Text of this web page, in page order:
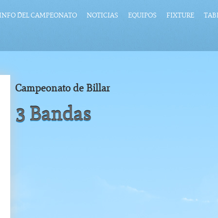
DEL CAMPEONATO NOTICIAS EQUIPOS FIXTURE
Campeonato de Billar
3 Bandas